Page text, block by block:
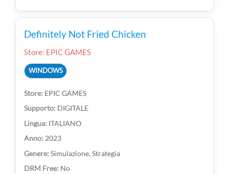
Definitely Not Fried Chicken
Store: EPIC GAMES
WINDOWS
EPIC GAMES
DIGITALE
ITALIANO
2023
Simulazione, Strategia
No